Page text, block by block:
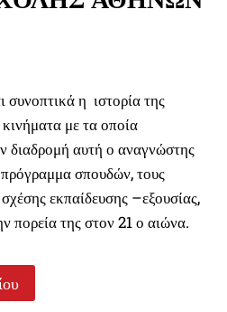
συνοπτικά η ιστορία της
με τα οποία
διαδρομή αυτή ο αναγνώστης
πρόγραμμα σπουδών, τους
εκπαίδευσης –εξουσίας,
πορεία της στον 21 ο αιώνα.